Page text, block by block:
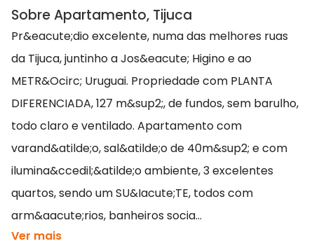
Sobre Apartamento, Tijuca
Pr&eacute;dio excelente, numa das melhores ruas
da Tijuca, juntinho a Jos&eacute; Higino e ao
METR&Ocirc; Uruguai. Propriedade com PLANTA
DIFERENCIADA, 127 m&sup2;, de fundos, sem barulho,
todo claro e ventilado. Apartamento com
varand&atilde;o, sal&atilde;o de 40m&sup2; e com
ilumina&ccedil;&atilde;o ambiente, 3 excelentes
quartos, sendo um SU&Iacute;TE, todos com
arm&aacute;rios, banheiros socia...
Ver mais